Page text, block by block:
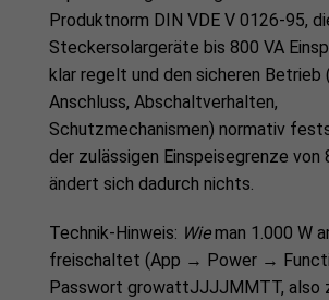
Produktnorm DIN VDE V 0126-95,
Steckersolargeräte bis 800 VA
klar regelt und den sicheren Betrieb
Anschluss, Abschaltverhalten,
Schutzmechanismen) normativ
der zulässigen Einspeisegrenze von
ändert sich dadurch nichts.
Technik-Hinweis: Wieman 1.000 W
freischaltet (App → Power →
Passwort growattJJJJMMTT, also